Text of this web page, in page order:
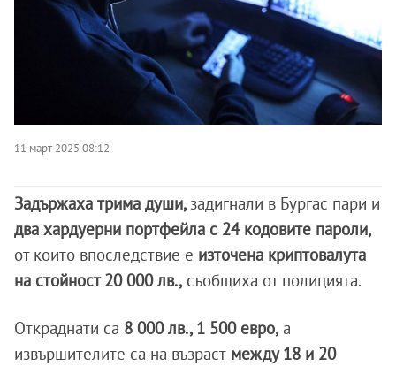
11 март 2025 08:12
Задържаха трима души, задигнали в Бургас пари и
два хардуерни портфейла с 24 кодовите пароли,
от които впоследствие е източена криптовалута
на стойност 20 000 лв., съобщиха от полицията.
Откраднати са 8 000 лв., 1 500 евро, а
извършителите са на възраст между 18 и 20